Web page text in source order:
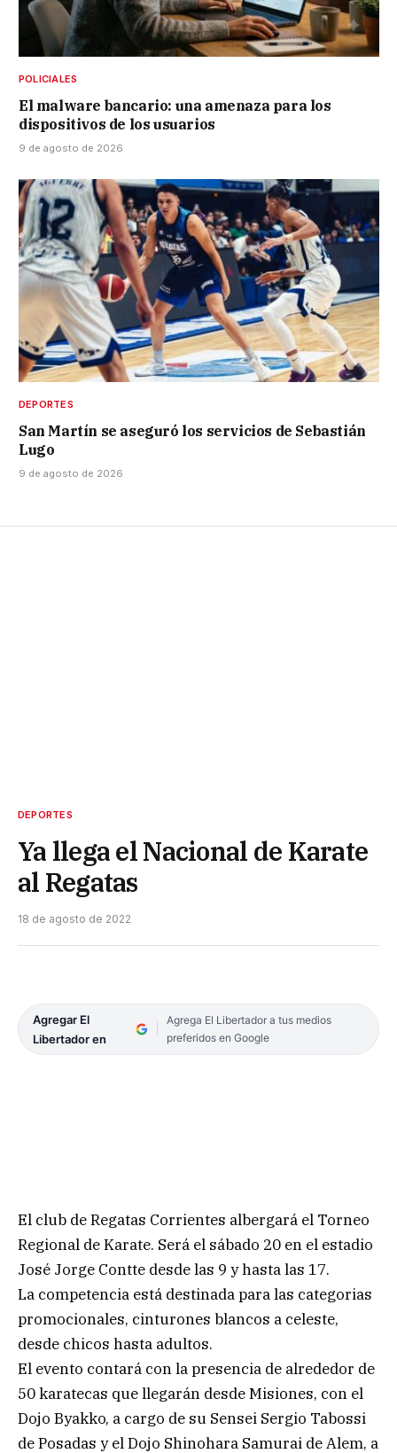
POLICIALES
El malware bancario: una amenaza para los
dispositivos de los usuarios
9 de agosto de 2026
DEPORTES
San Martín se aseguró los servicios de Sebastián
Lugo
9 de agosto de 2026
DEPORTES
Ya llega el Nacional de Karate
al Regatas
18 de agosto de 2022
Agregar El
Libertador en
Agrega El Libertador a tus medios
preferidos en Google
El club de Regatas Corrientes albergará el Torneo
Regional de Karate. Será el sábado 20 en el estadio
José Jorge Contte desde las 9 y hasta las 17.
La competencia está destinada para las categorias
promocionales, cinturones blancos a celeste,
desde chicos hasta adultos.
El evento contará con la presencia de alrededor de
50 karatecas que llegarán desde Misiones, con el
Dojo Byakko, a cargo de su Sensei Sergio Tabossi
de Posadas y el Dojo Shinohara Samurai de Alem, a